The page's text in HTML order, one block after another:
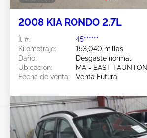
2008 KIA RONDO 2.7L
Ít #:
45******
Kilometraje:
153,040 millas
Daño:
Desgaste normal
Ubicación:
MA - EAST TAUNTON
Fecha de venta:
Venta Futura